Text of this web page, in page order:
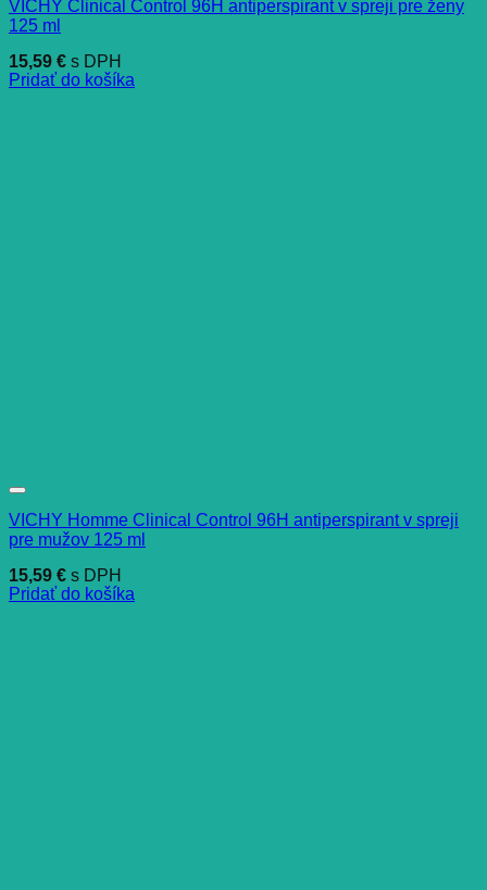
VICHY Clinical Control 96H antiperspirant v spreji pre ženy
125 ml
15,59 € s DPH
Pridať do košíka
VICHY Homme Clinical Control 96H antiperspirant v spreji
pre mužov 125 ml
15,59 € s DPH
Pridať do košíka